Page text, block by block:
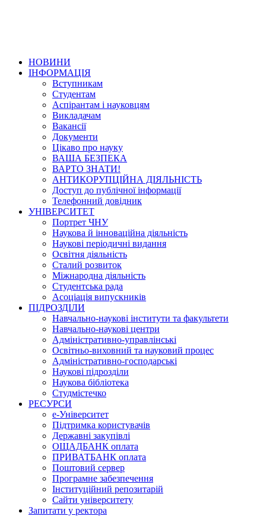
НОВИНИ
ІНФОРМАЦІЯ
Вступникам
Студентам
Аспірантам і науковцям
Викладачам
Вакансії
Документи
Цікаво про науку
ВАША БЕЗПЕКА
ВАРТО ЗНАТИ!
АНТИКОРУПЦІЙНА ДІЯЛЬНІСТЬ
Доступ до публічної інформації
Телефонний довідник
УНІВЕРСИТЕТ
Портрет ЧНУ
Наукова й інноваційна діяльність
Наукові періодичні видання
Освітня діяльність
Сталий розвиток
Міжнародна діяльність
Студентська рада
Асоціація випускників
ПІДРОЗДІЛИ
Навчально-наукові інститути та факультети
Навчально-наукові центри
Адміністративно-управлінські
Освітньо-виховний та науковий процес
Адміністративно-господарські
Наукові підрозділи
Наукова бібліотека
Студмістечко
РЕСУРСИ
е-Університет
Підтримка користувачів
Державні закупівлі
ОЩАДБАНК оплата
ПРИВАТБАНК оплата
Поштовий сервер
Програмне забезпечення
Інституційний репозитарій
Сайти університету
Запитати у ректора